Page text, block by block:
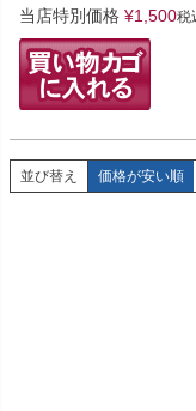
当店特別価格 ¥1,500税
並び替え 価格が安い順